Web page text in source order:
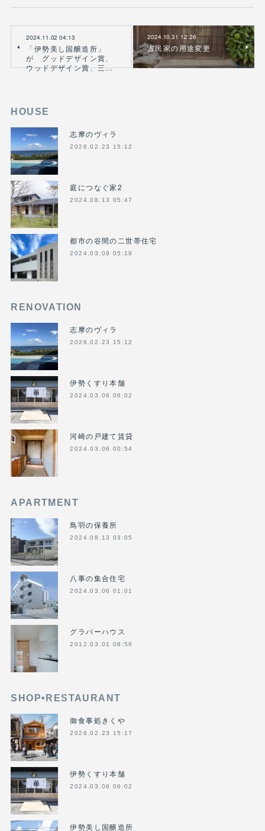
2024.11.02 04:13
「伊勢美し国醸造所」
が グッドデザイン賞、
ウッドデザイン賞、三…
2024.10.31 12:26
古民家の用途変更
HOUSE
志摩のヴィラ
2026.02.23 15:12
庭につなぐ家2
2024.08.13 05:47
都市の谷間の二世帯住宅
2024.03.09 05:19
RENOVATION
志摩のヴィラ
2026.02.23 15:12
伊勢くすり本舗
2024.03.06 06:02
河崎の戸建て賃貸
2024.03.06 00:54
APARTMENT
鳥羽の保養所
2024.08.13 03:05
八事の集合住宅
2024.03.06 01:01
グラバーハウス
2012.03.01 08:56
SHOP•RESTAURANT
御食事処きくや
2026.02.23 15:17
伊勢くすり本舗
2024.03.06 06:02
伊勢美し国醸造所